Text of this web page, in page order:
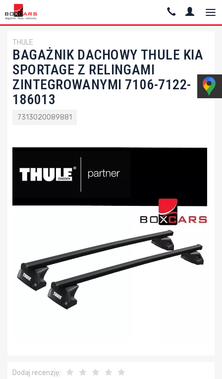
THULE
BAGAŻNIK DACHOWY THULE KIA
SPORTAGE Z RELINGAMI
ZINTEGROWANYMI 7106-7122-
186013
7313020089881
Dodaj recenzję: